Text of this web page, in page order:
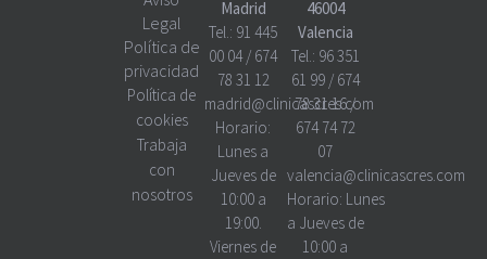
Legal
Política de
privacidad
Política de
cookies
Trabaja
con
nosotros
Madrid
Tel.: 91 445
00 04/ 674
78 31 12
madrid@clinicascres.com
Horario:
Lunes a
Jueves de
10:00 a
19:00.
Viernes de
46004
Valencia
Tel.: 96 351
61 99/ 674
78 31 16/
674 74 72
07
valencia@clinicascres.com
Horario: Lunes
a Jueves de
10:00 a